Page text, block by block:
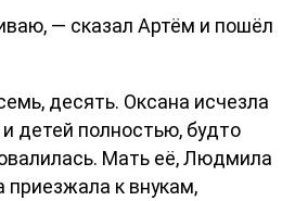
— сказал Артём и пошёл
десять. Оксана исчезла
детей полностью, будто
Мать её, Людмила
приезжала к внукам,